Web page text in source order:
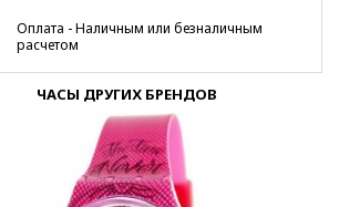
Оплата - Наличным или безналичным
расчетом
ЧАСЫ ДРУГИХ БРЕНДОВ